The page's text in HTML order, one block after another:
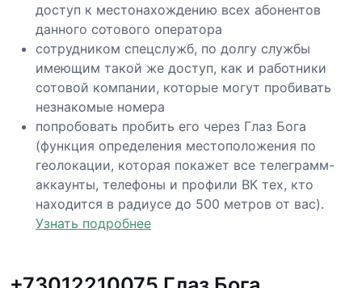
доступ к местонахождению всех абонентов
данного сотового оператора
сотрудником спецслужб, по долгу службы
имеющим такой же доступ, как и работники
сотовой компании, которые могут пробивать
незнакомые номера
попробовать пробить его через Глаз Бога
(функция определения местоположения по
геолокации, которая покажет все телеграмм-
аккаунты, телефоны и профили ВК тех, кто
находится в радиусе до 500 метров от вас).
Узнать подробнее